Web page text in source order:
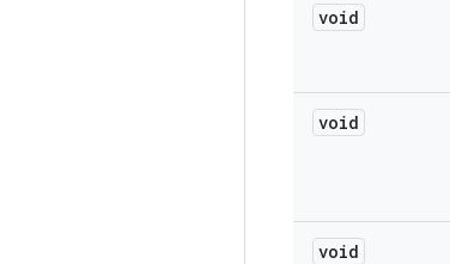
void
void
void